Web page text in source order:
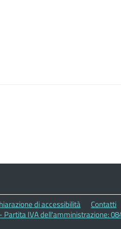
di accessibilità Contatti
Partita IVA dell'amministrazione: